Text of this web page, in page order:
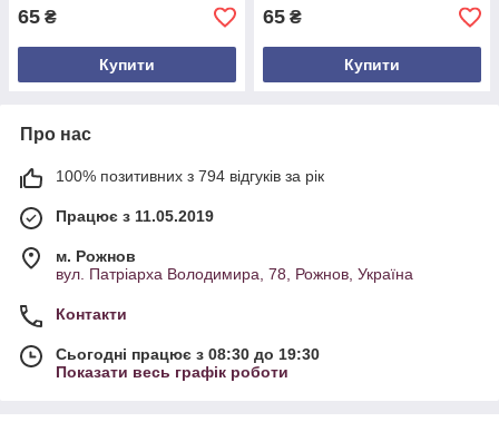
65 ₴
Купити
65 ₴
Купити
Про нас
100% позитивних з 794 відгуків за рік
Працює з 11.05.2019
м. Рожнов
вул. Патріарха Володимира, 78, Рожнов, Україна
Контакти
Сьогодні працює з 08:30 до 19:30
Показати весь графік роботи